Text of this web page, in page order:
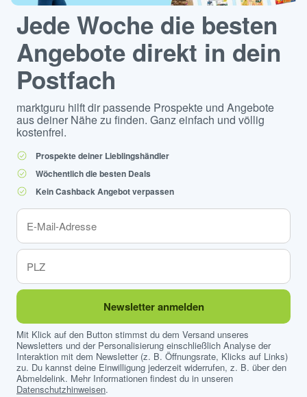
Jede Woche die besten
Angebote direkt in dein
Postfach
marktguru hilft dir passende Prospekte und Angebote
aus deiner Nähe zu finden. Ganz einfach und völlig
kostenfrei.
Prospekte deiner Lieblingshändler
Wöchentlich die besten Deals
Kein Cashback Angebot verpassen
Newsletter anmelden
Mit Klick auf den Button stimmst du dem Versand unseres
Newsletters und der Personalisierung einschließlich Analyse der
Interaktion mit dem Newsletter (z. B. Öffnungsrate, Klicks auf Links)
zu. Du kannst deine Einwilligung jederzeit widerrufen, z. B. über den
Abmeldelink. Mehr Informationen findest du in unseren
Datenschutzhinweisen.